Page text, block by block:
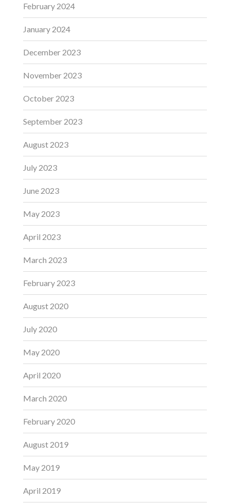
February 2024
January 2024
December 2023
November 2023
October 2023
September 2023
August 2023
July 2023
June 2023
May 2023
April 2023
March 2023
February 2023
August 2020
July 2020
May 2020
April 2020
March 2020
February 2020
August 2019
May 2019
April 2019